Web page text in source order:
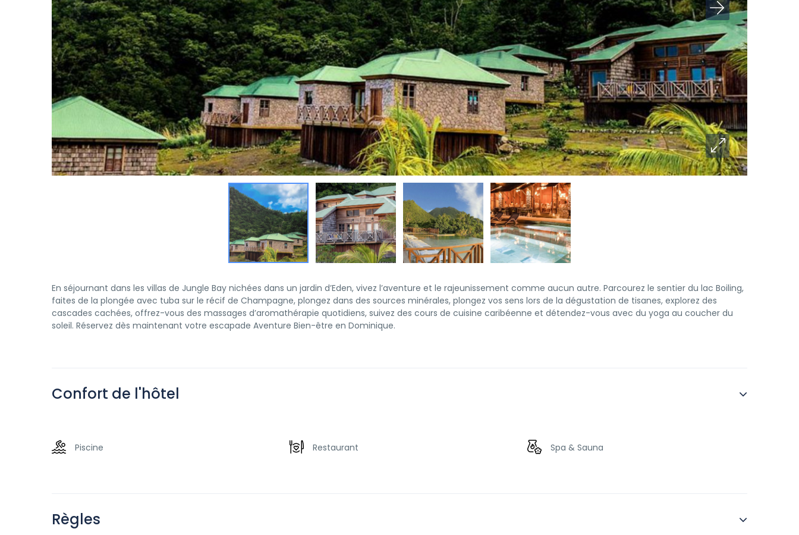
En séjournant dans les villas de Jungle Bay nichées dans un jardin d’Eden, vivez l’aventure et le rajeunissement comme aucun autre. Parcourez le sentier du lac Boiling,
faites de la plongée avec tuba sur le récif de Champagne, plongez dans des sources minérales, plongez vos sens lors de la dégustation de tisanes, explorez des
cascades cachées, offrez-vous des massages d’aromathérapie quotidiens, suivez des cours de cuisine caribéenne et détendez-vous avec du yoga au coucher du
soleil. Réservez dès maintenant votre escapade Aventure Bien-être en Dominique.
Confort de l'hôtel
Piscine Restaurant Spa & Sauna
Règles